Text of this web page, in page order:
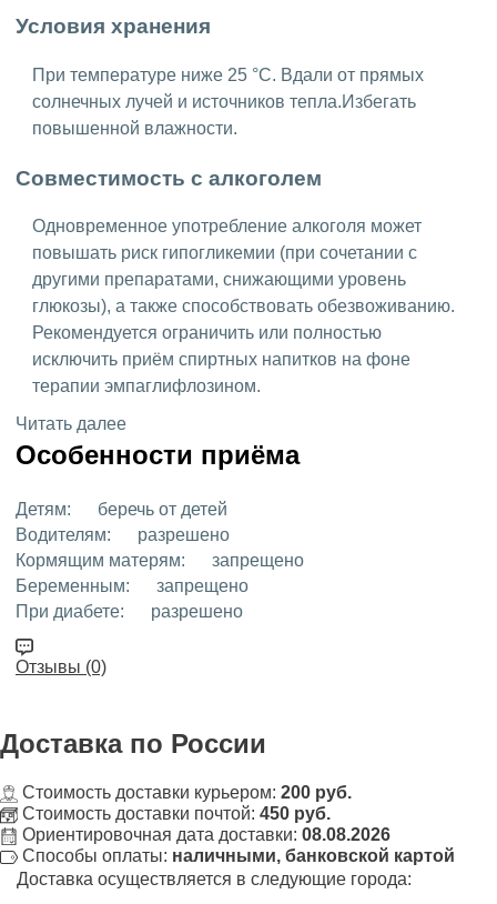
Условия хранения
При температуре ниже 25 °C. Вдали от прямых
солнечных лучей и источников тепла.Избегать
повышенной влажности.
Совместимость с алкоголем
Одновременное употребление алкоголя может
повышать риск гипогликемии (при сочетании с
другими препаратами, снижающими уровень
глюкозы), а также способствовать обезвоживанию.
Рекомендуется ограничить или полностью
исключить приём спиртных напитков на фоне
терапии эмпаглифлозином.
Читать далее
Особенности приёма
Детям:
беречь от детей
Водителям:
разрешено
Кормящим матерям:
запрещено
Беременным:
запрещено
При диабете:
разрешено
Отзывы (0)
Доставка по России
Стоимость доставки курьером: 200 руб.
Стоимость доставки почтой: 450 руб.
Ориентировочная дата доставки: 08.08.2026
Способы оплаты: наличными, банковской картой
Доставка осуществляется в следующие города: